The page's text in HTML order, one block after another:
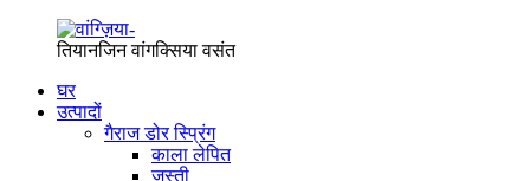
तियानजिन वांगक्सिया वसंत
घर
उत्पादों
गैराज डोर स्प्रिंग
काला लेपित
जस्ती